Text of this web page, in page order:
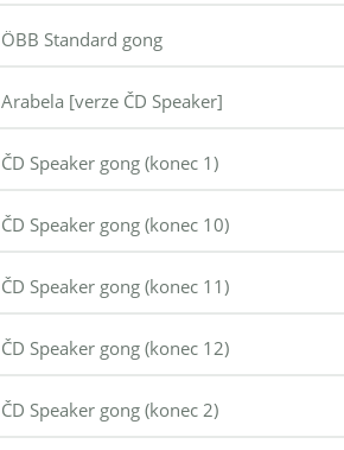
ÖBB Standard gong
Arabela [verze ČD Speaker]
ČD Speaker gong (konec 1)
ČD Speaker gong (konec 10)
ČD Speaker gong (konec 11)
ČD Speaker gong (konec 12)
ČD Speaker gong (konec 2)